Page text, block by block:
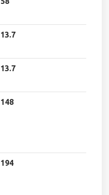
13.7
13.7
148
194